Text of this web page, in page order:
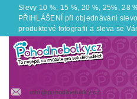
Slevy 10 %, 15 %, 20 %, 25%, 28
PŘIHLÁŠENÍ při objednávání
produktové fotografii a sleva se
info@pohodlnebotky.cz